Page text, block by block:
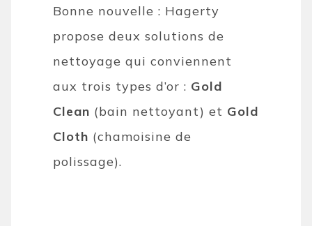
Bonne nouvelle : Hagerty
propose deux solutions de
nettoyage qui conviennent
aux trois types d’or : Gold
Clean (bain nettoyant) et Gold
Cloth (chamoisine de
polissage).